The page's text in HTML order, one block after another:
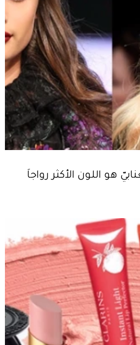
هو اللون الأكثر رواجاً